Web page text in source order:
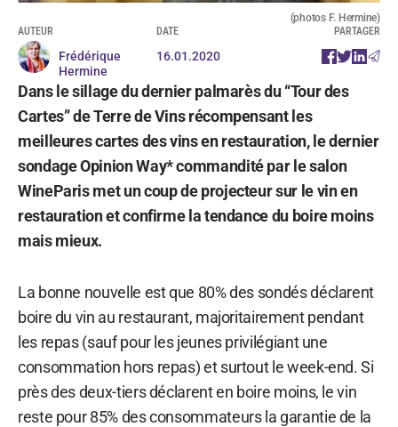
(photos F. Hermine)
AUTEUR
Frédérique
Hermine
DATE
16.01.2020
PARTAGER
Dans le sillage du dernier palmarès du “Tour des
Cartes” de Terre de Vins récompensant les
meilleures cartes des vins en restauration, le dernier
sondage Opinion Way* commandité par le salon
WineParis met un coup de projecteur sur le vin en
restauration et confirme la tendance du boire moins
mais mieux.
La bonne nouvelle est que 80% des sondés déclarent
boire du vin au restaurant, majoritairement pendant
les repas (sauf pour les jeunes privilégiant une
consommation hors repas) et surtout le week-end. Si
près des deux-tiers déclarent en boire moins, le vin
reste pour 85% des consommateurs la garantie de la